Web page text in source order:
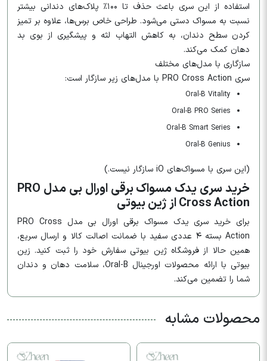
استفاده از این سری باعث حذف تا ۱۰۰٪ پلاک‌های دندانی بیشتر
نسبت به مسواک دستی می‌شود. طراحی خاص برس‌ها، علاوه بر تمیز
کردن سطح دندان، به کاهش التهاب لثه و پیشگیری از بوی بد
دهان کمک می‌کند.
سازگاری با مدل‌های مختلف
سری PRO Cross Action با مدل‌های زیر سازگار است:
Oral-B Vitality
Oral-B PRO Series
Oral-B Smart Series
Oral-B Genius
(این سری با مسواک‌های iO سازگار نیست.)
خرید سری یدک مسواک برقی اورال بی مدل PRO
Cross Action از ژین بیوتی
برای خرید سری یدک مسواک برقی اورال بی مدل PRO Cross
Action بسته ۴ عددی سفید با ضمانت اصالت کالا و ارسال سریع،
همین حالا از فروشگاه ژین بیوتی سفارش خود را ثبت کنید. زین
بیوتی با ارائه محصولات اورجینال Oral-B، سلامت دهان و دندان
شما را تضمین می‌کند.
محصولات مشابه